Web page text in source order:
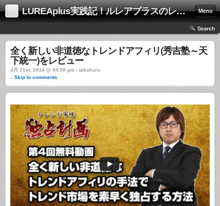
LUREAplus実践記！ルレアプラスのレビューサイト！ Menu
Search
全く新しい非道徳なトレンドアフィリ(秀吉塾～天
下統一)をレビュー
4月 21st, 2014 @ 04:58 pm › takakuro
↓ Skip to comments